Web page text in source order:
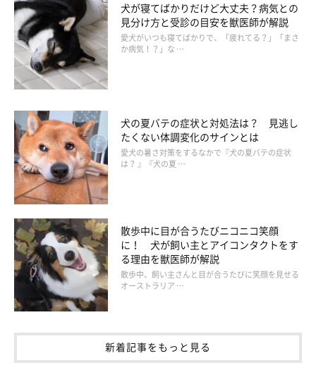
犬が寝てばかりだけど大丈夫？病気との
見分け方と受診の目安を獣医師が解説
愛犬がいつも寝てばかりで、「疲れてる？」「まさ
か病気！？」な …
犬の夏バテの症状と対処法は？ 見逃し
たくない体調変化のサインとは
愛犬の暑さ対策をするなかで『犬の夏バテの症状
は？ 』『犬の夏 …
散歩中に目が合うたびニコニコ笑顔
に！ 犬が飼い主とアイコンタクトをす
る理由を獣医師が解説
散歩中、飼い主さんと目が合うたびに笑顔を見せる
オーストラリア …
新着記事をもっと見る